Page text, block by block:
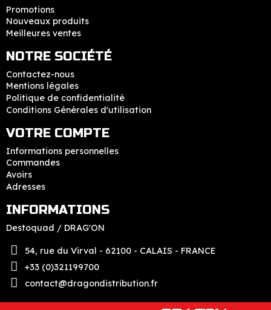
Promotions
Nouveaux produits
Meilleures ventes
NOTRE SOCIÉTÉ
Contactez-nous
Mentions légales
Politique de confidentialité
Conditions Générales d'utilisation
VOTRE COMPTE
Informations personnelles
Commandes
Avoirs
Adresses
INFORMATIONS
Destoquad / DRAG'ON
54, rue du Virval - 62100 - CALAIS - FRANCE
+33 (0)321199700
contact@dragondistribution.fr